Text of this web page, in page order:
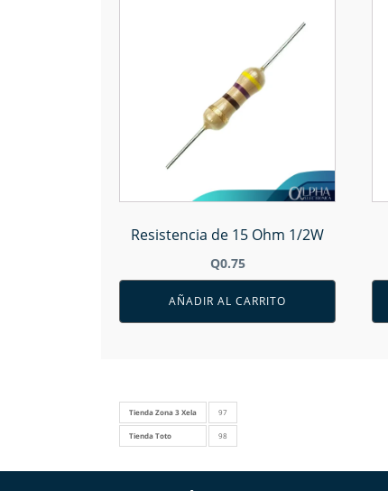
Resistencia de 15 Ohm 1/2W
Q0.75
AÑADIR AL CARRITO
Tienda Zona 3 Xela 97
Tienda Toto 98